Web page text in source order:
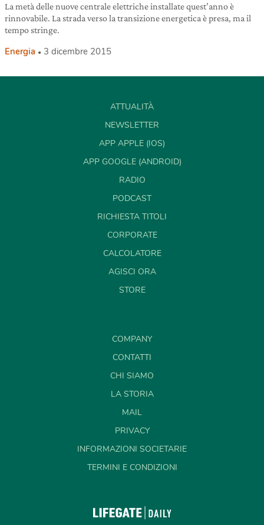
La metà delle nuove centrale elettriche installate quest’anno è
rinnovabile. La strada verso la transizione energetica è presa, ma il
tempo stringe.
Energia 3 dicembre 2015
ATTUALITÀ
NEWSLETTER
APP APPLE (IOS)
APP GOOGLE (ANDROID)
RADIO
PODCAST
RICHIESTA TITOLI
CORPORATE
CALCOLATORE
AGISCI ORA
STORE
COMPANY
CONTATTI
CHI SIAMO
LA STORIA
MAIL
PRIVACY
INFORMAZIONI SOCIETARIE
TERMINI E CONDIZIONI